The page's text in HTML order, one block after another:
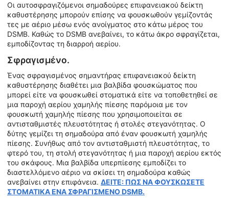
Οι αυτοσφραγιζόμενοι σημαδούρες επιφανειακού δείκτη
καθυστέρησης μπορούν επίσης να φουσκωθούν γεμίζοντάς
τες με αέριο μέσω ενός ανοίγματος στο κάτω μέρος του
DSMB. Καθώς το DSMB ανεβαίνει, το κάτω άκρο σφραγίζεται,
εμποδίζοντας τη διαρροή αερίου.
Σφραγισμένο.
Ένας σφραγισμένος σημαντήρας επιφανειακού δείκτη
καθυστέρησης διαθέτει μια βαλβίδα φουσκώματος που
μπορεί είτε να φουσκωθεί στοματικά είτε να τοποθετηθεί σε
μια παροχή αερίου χαμηλής πίεσης παρόμοια με τον
φουσκωτή χαμηλής πίεσης που χρησιμοποιείται σε
αντισταθμιστές πλευστότητας ή στολές στεγανότητας. Ο
δύτης γεμίζει τη σημαδούρα από έναν φουσκωτή χαμηλής
πίεσης. Συνήθως από τον αντισταθμιστή πλευστότητας, το
φτερό του, τη στολή στεγανότητας ή μια παροχή αερίου εκτός
του σκάφους. Μια βαλβίδα υπερπίεσης εμποδίζει το
διαστελλόμενο αέριο να σκίσει τη σημαδούρα καθώς
ανεβαίνει στην επιφάνεια. ΔΕΙΤΕ: ΠΩΣ ΝΑ ΦΟΥΣΚΩΣΕΤΕ
ΣΤΟΜΑΤΙΚΑ ΕΝΑ ΣΦΡΑΓΙΣΜΕΝΟ DSMB.